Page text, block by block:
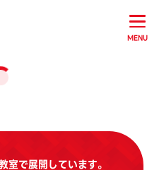
MENU
室で展開しています。